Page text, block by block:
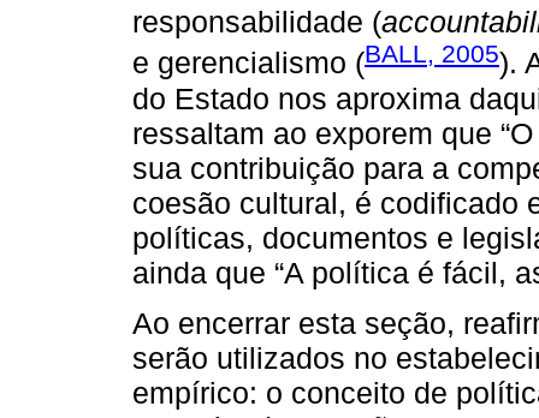
responsabilidade (
e gerencialismo (BALL, 2005).
do Estado nos aproxima
ressaltam ao exporem que
sua contribuição para a
coesão cultural, é codificado
políticas, documentos e
ainda que “A política é fácil,
Ao encerrar esta seção,
serão utilizados no
empírico: o conceito de